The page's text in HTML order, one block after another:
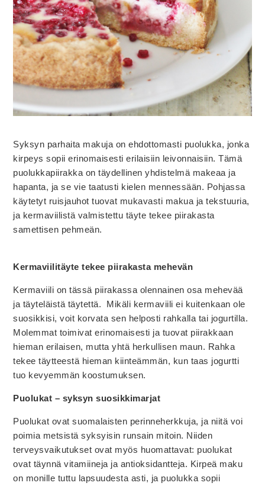
Syksyn parhaita makuja on ehdottomasti puolukka, jonka
kirpeys sopii erinomaisesti erilaisiin leivonnaisiin. Tämä
puolukkapiirakka on täydellinen yhdistelmä makeaa ja
hapanta, ja se vie taatusti kielen mennessään. Pohjassa
käytetyt ruisjauhot tuovat mukavasti makua ja tekstuuria,
ja kermaviilistä valmistettu täyte tekee piirakasta
samettisen pehmeän.
Kermaviilitäyte tekee piirakasta mehevän
Kermaviili on tässä piirakassa olennainen osa mehevää
ja täyteläistä täytettä. Mikäli kermaviili ei kuitenkaan ole
suosikkisi, voit korvata sen helposti rahkalla tai jogurtilla.
Molemmat toimivat erinomaisesti ja tuovat piirakkaan
hieman erilaisen, mutta yhtä herkullisen maun. Rahka
tekee täytteestä hieman kiinteämmän, kun taas jogurtti
tuo kevyemmän koostumuksen.
Puolukat – syksyn suosikkimarjat
Puolukat ovat suomalaisten perinneherkkuja, ja niitä voi
poimia metsistä syksyisin runsain mitoin. Niiden
terveysvaikutukset ovat myös huomattavat: puolukat
ovat täynnä vitamiineja ja antioksidantteja. Kirpeä maku
on monille tuttu lapsuudesta asti, ja puolukka sopii